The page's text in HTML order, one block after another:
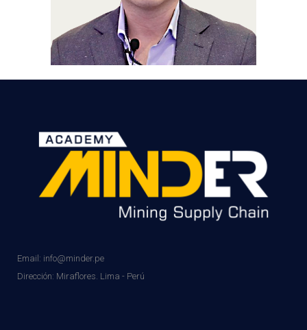
Email: info@minder.pe
Dirección: Miraflores. Lima - Perú